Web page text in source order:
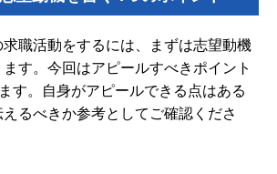
職活動をするには、まずは志望動機
す。今回はアピールすべきポイント
す。自身がアピールできる点はある
るべきか参考としてご確認くださ